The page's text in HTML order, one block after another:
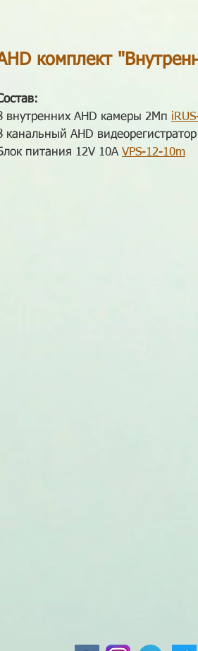
комплект
внутренних AHD камеры 2Мп
канальный AHD видеорегистратор
питания 12V 10A VPS-12-10m